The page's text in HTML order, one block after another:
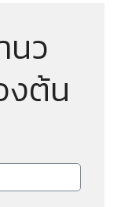
นว
งต้น